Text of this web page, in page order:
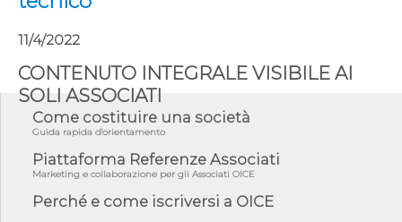
11/4/2022
CONTENUTO INTEGRALE VISIBILE AI
SOLI ASSOCIATI
Come costituire una società
Guida rapida d'orientamento
Piattaforma Referenze Associati
Marketing e collaborazione per gli Associati OICE
Perché e come iscriversi a OICE